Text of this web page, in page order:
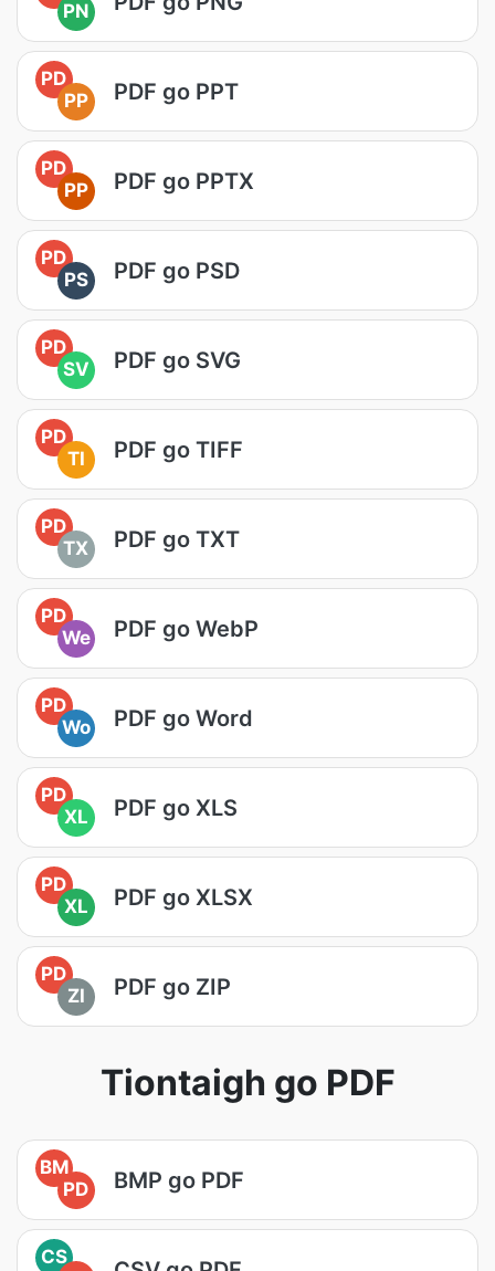
PN
PD
PP
PDF go PPT
PD
PP
PDF go PPTX
PD
PS
PDF go PSD
PD
SV
PDF go SVG
PD
TI
PDF go TIFF
PD
TX
PDF go TXT
PD
We
PDF go WebP
PD
Wo
PDF go Word
PD
XL
PDF go XLS
PD
XL
PDF go XLSX
PD
ZI
PDF go ZIP
Tiontaigh go PDF
BM
PD
BMP go PDF
CS